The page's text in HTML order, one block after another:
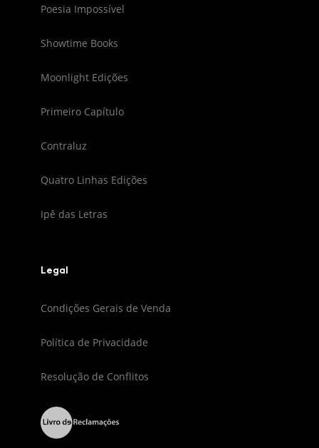
Poesia Impossível
Showtime Books
Moonlight Edições
Primeiro Capítulo
Contraluz
Quatro Linhas Edições
Ipê das Letras
Legal
Condições Gerais de Venda
Política de Privacidade
Resolução de Conflitos